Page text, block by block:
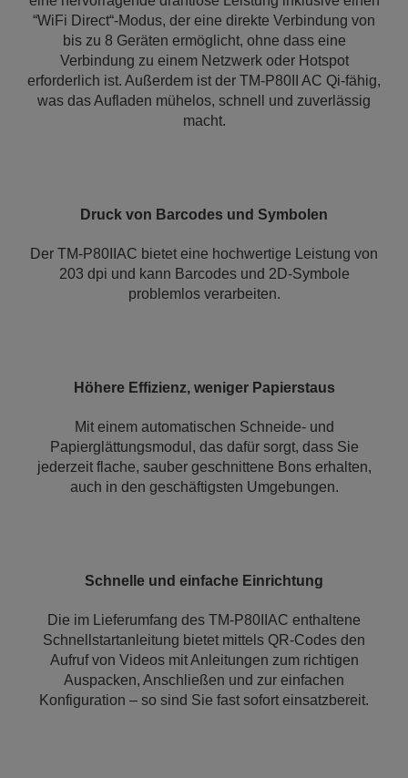
“WiFi Direct“-Modus, der eine direkte Verbindung von
bis zu 8 Geräten ermöglicht, ohne dass eine
Verbindung zu einem Netzwerk oder Hotspot
erforderlich ist. Außerdem ist der TM-P80II AC Qi-fähig,
was das Aufladen mühelos, schnell und zuverlässig
macht.
Druck von Barcodes und Symbolen
Der TM-P80IIAC bietet eine hochwertige Leistung von
203 dpi und kann Barcodes und 2D-Symbole
problemlos verarbeiten.
Höhere Effizienz, weniger Papierstaus
Mit einem automatischen Schneide- und
Papierglättungsmodul, das dafür sorgt, dass Sie
jederzeit flache, sauber geschnittene Bons erhalten,
auch in den geschäftigsten Umgebungen.
Schnelle und einfache Einrichtung
Die im Lieferumfang des TM-P80IIAC enthaltene
Schnellstartanleitung bietet mittels QR-Codes den
Aufruf von Videos mit Anleitungen zum richtigen
Auspacken, Anschließen und zur einfachen
Konfiguration – so sind Sie fast sofort einsatzbereit.